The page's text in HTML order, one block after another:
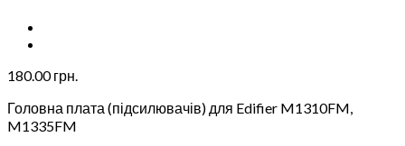
180.00грн.
Головна плата (підсилювачів) для Edifier M1310FM,
M1335FM